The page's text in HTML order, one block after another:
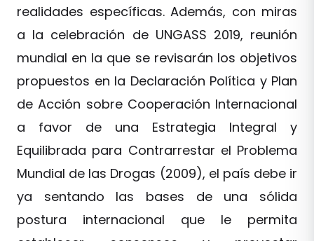
realidades específicas. Además, con miras
a la celebración de UNGASS 2019, reunión
mundial en la que se revisarán los objetivos
propuestos en la Declaración Política y Plan
de Acción sobre Cooperación Internacional
a favor de una Estrategia Integral y
Equilibrada para Contrarrestar el Problema
Mundial de las Drogas (2009), el país debe ir
ya sentando las bases de una sólida
postura internacional que le permita